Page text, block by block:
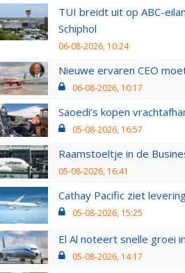
TUI breidt uit op ABC-
Schiphol
06-08-2026, 10:24
Nieuwe ervaren CEO
06-08-2026, 10:17
Saoedi’s kopen
05-08-2026, 16:57
Raamstoeltje in de
05-08-2026, 16:41
Cathay Pacific ziet
05-08-2026, 15:25
El Al noteert snelle groei
05-08-2026, 14:17